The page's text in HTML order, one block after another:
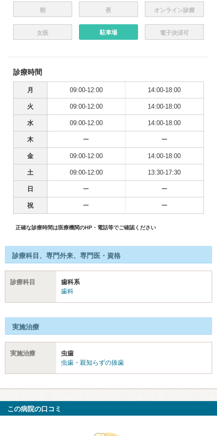
朝 夜 オンライン診療
女医 駐車場 電子決済可
診療時間
月 09:00-12:00 14:00-18:00
火 09:00-12:00 14:00-18:00
水 09:00-12:00 14:00-18:00
木 ー ー
金 09:00-12:00 14:00-18:00
土 09:00-12:00 13:30-17:30
日 ー ー
祝 ー ー
正確な診療時間は医療機関のHP・電話等でご確認ください
診療科目、専門外来、専門医・資格
診療科目
歯科系
歯科
実施治療
実施治療
虫歯
虫歯・親知らずの抜歯
この病院の口コミ